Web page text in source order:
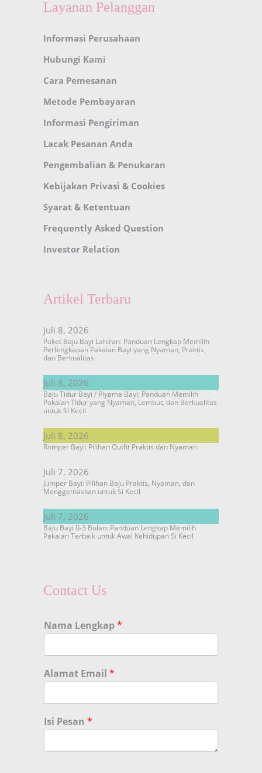
Layanan Pelanggan
Informasi Perusahaan
Hubungi Kami
Cara Pemesanan
Metode Pembayaran
Informasi Pengiriman
Lacak Pesanan Anda
Pengembalian & Penukaran
Kebijakan Privasi & Cookies
Syarat & Ketentuan
Frequently Asked Question
Investor Relation
Artikel Terbaru
Juli 8, 2026
Paket Baju Bayi Lahiran: Panduan Lengkap Memilih
Perlengkapan Pakaian Bayi yang Nyaman, Praktis,
dan Berkualitas
Juli 8, 2026
Baju Tidur Bayi / Piyama Bayi: Panduan Memilih
Pakaian Tidur yang Nyaman, Lembut, dan Berkualitas
untuk Si Kecil
Juli 8, 2026
Romper Bayi: Pilihan Outfit Praktis dan Nyaman
Juli 7, 2026
Jumper Bayi: Pilihan Baju Praktis, Nyaman, dan
Menggemaskan untuk Si Kecil
Juli 7, 2026
Baju Bayi 0-3 Bulan: Panduan Lengkap Memilih
Pakaian Terbaik untuk Awal Kehidupan Si Kecil
Contact Us
Nama Lengkap*
Alamat Email *
Isi Pesan *